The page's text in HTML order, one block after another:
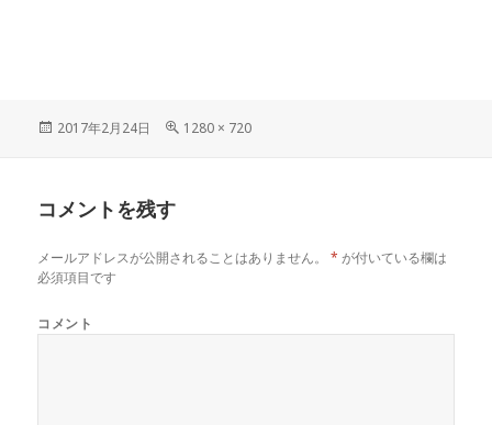
投
2017年2月24日
フ
1280 × 720
コメントを残す
メールアドレスが公開されることはありません。 * が付いている欄は
必須項目です
コメント